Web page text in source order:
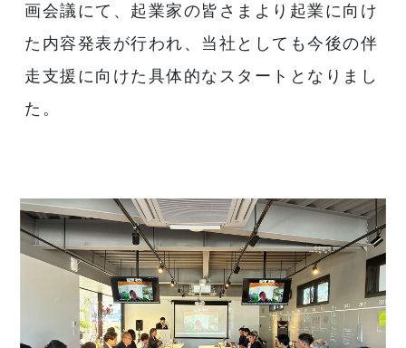
画会議にて、起業家の皆さまより起業に向け
た内容発表が行われ、当社としても今後の伴
走支援に向けた具体的なスタートとなりまし
た。